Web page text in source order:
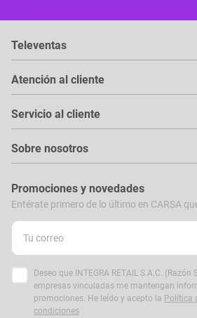
Televentas
Atención al cliente
Servicio al cliente
Sobre nosotros
Promociones y novedades
Entérate primero de lo último en CARSA
Deseo que INTEGRA RETAIL S.A.C.
empresas vinculadas me mantengan
promociones. He leído y acepto la Política
condiciones